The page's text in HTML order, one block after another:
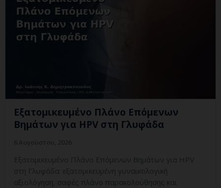
Εξατομικευμένο Πλάνο Επόμενων
Βημάτων για HPV στη Γλυφάδα
Εξατομικευμένο Πλάνο Επόμενων Βημάτων για HPV
στη Γλυφάδα: εξατομικευμένη γυναικολογική
αξιολόγηση, σαφές πλάνο παρακολούθησης και